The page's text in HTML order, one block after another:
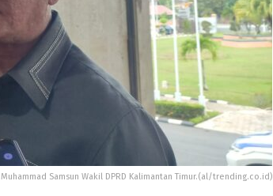
Muhammad Samsun Wakil DPRD Kalimantan Timur.(al/trending.co.id)